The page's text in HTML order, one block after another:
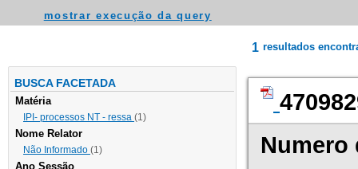
mostrar execução da query
BUSCA FACETADA
Matéria
IPI- processos NT - ressa (1)
Nome Relator
Não Informado (1)
Ano Sessão
1 resultados
Numero